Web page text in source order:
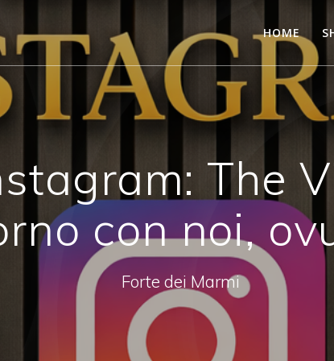
HOME
The
con noi,
Forte dei Marmi